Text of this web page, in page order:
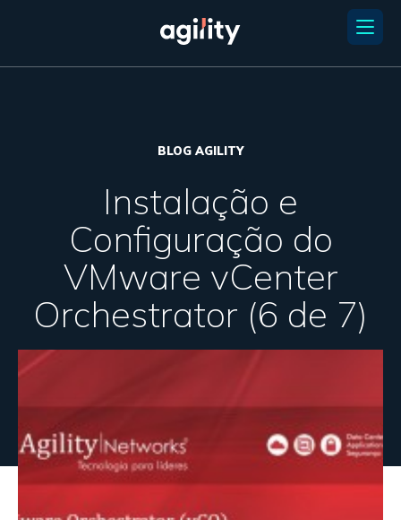
BLOG AGILITY
Instalação e
Configuração do
VMware vCenter
Orchestrator (6 de 7)